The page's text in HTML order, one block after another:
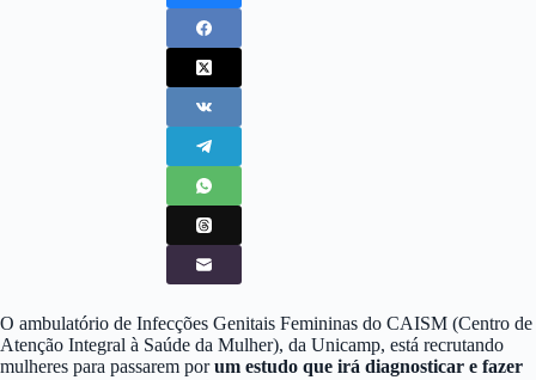
O ambulatório de Infecções Genitais Femininas do CAISM (Centro de
Atenção Integral à Saúde da Mulher), da Unicamp, está recrutando
mulheres para passarem porum estudo que irá diagnosticar e fazer